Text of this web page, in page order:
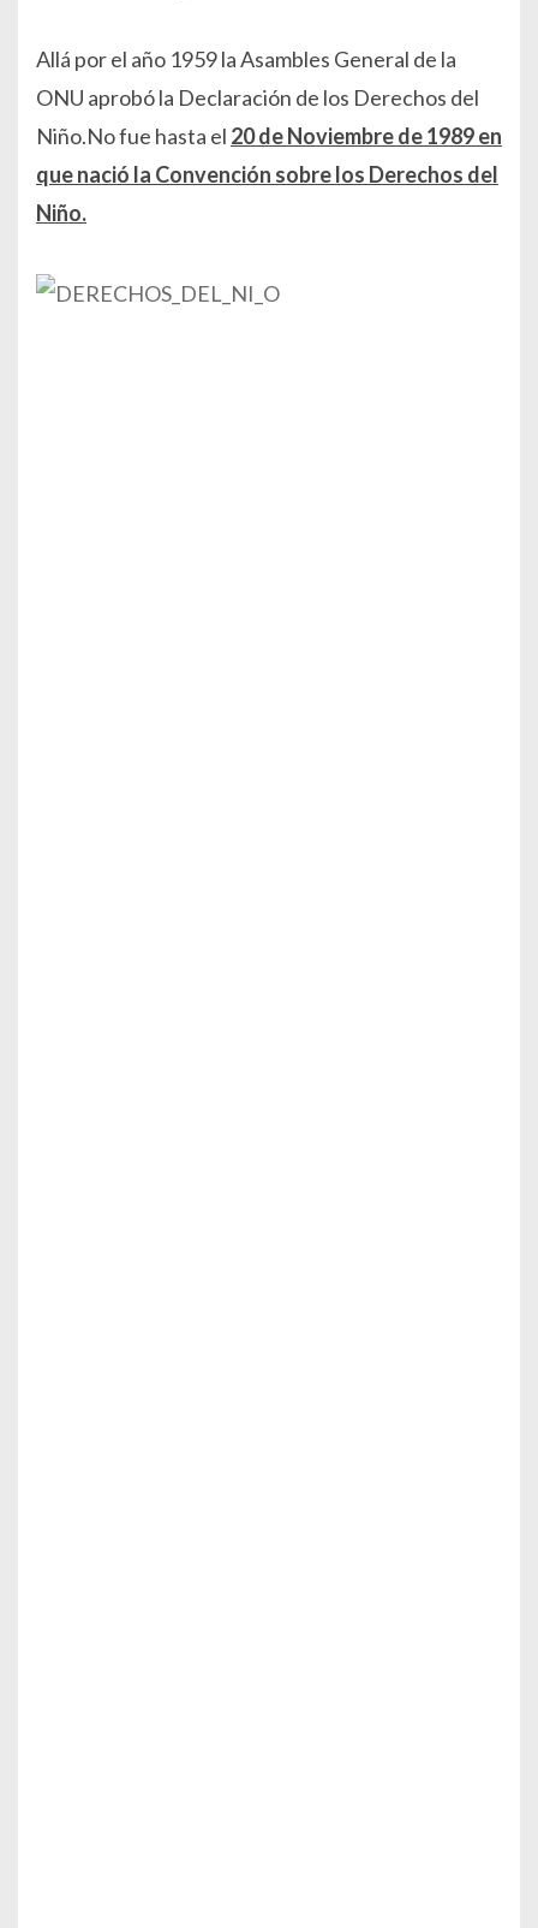
Allá por el año 1959 la Asambles General de la
ONU aprobó la Declaración de los Derechos del
Niño.No fue hasta el 20 de Noviembre de 1989 en
que nació la Convención sobre los Derechos del
Niño.